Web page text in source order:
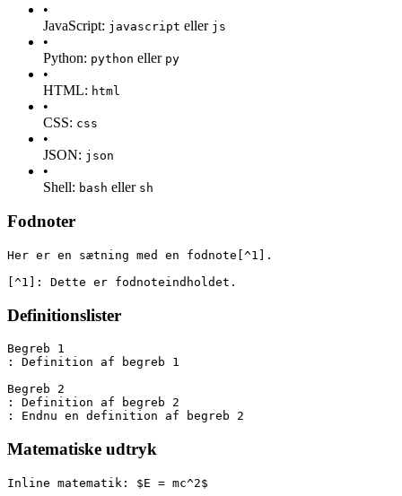
•
JavaScript: javascript eller js
•
Python: python eller py
•
HTML: html
•
CSS: css
•
JSON: json
•
Shell: bash eller sh
Fodnoter
Her er en sætning med en fodnote[^1].
[^1]: Dette er fodnoteindholdet.
Definitionslister
Begreb 1
: Definition af begreb 1
Begreb 2
: Definition af begreb 2
: Endnu en definition af begreb 2
Matematiske udtryk
Inline matematik: $E = mc^2$